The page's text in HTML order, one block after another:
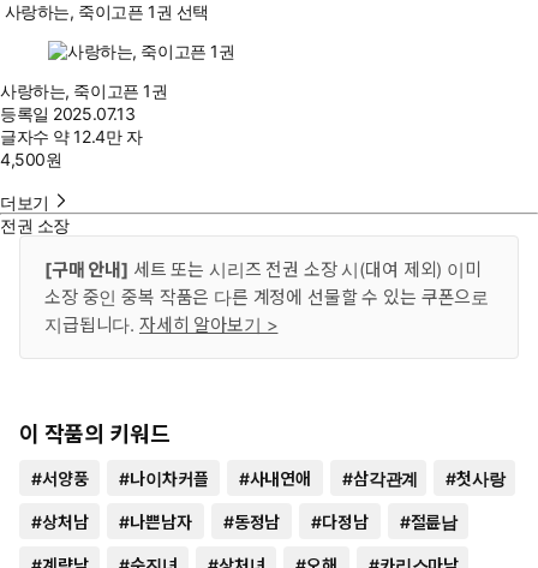
사랑하는, 죽이고픈 1권 선택
사랑하는, 죽이고픈 1권
등록일 2025.07.13
글자수 약 12.4만 자
4,500원
더보기
전권 소장
[구매 안내] 세트 또는 시리즈 전권 소장 시(대여 제외) 이미
소장 중인 중복 작품은 다른 계정에 선물할 수 있는 쿠폰으로
지급됩니다. 자세히 알아보기 >
이 작품의 키워드
#서양풍 #나이차커플 #사내연애 #삼각관계 #첫사랑
#상처남 #나쁜남자 #동정남 #다정남 #절륜남